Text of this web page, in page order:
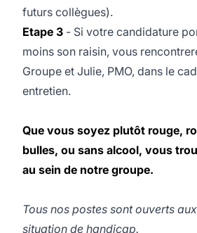
futurs collègues).
Etape 3 - Si votre candidature
moins son raisin, vous
Groupe et Julie, PMO, dans le
entretien.
Que vous soyez plutôt rouge,
bulles, ou sans alcool, vous
au sein de notre groupe.
Tous nos postes sont ouverts
situation de handicap.